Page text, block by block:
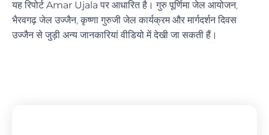
यह रिपोर्टAmar Ujala पर आधारित है।गुरु पूर्णिमा जेल आयोजन,
भैरवगढ़ जेल उज्जैन,कृष्णा गुरुजी जेल कार्यक्रमऔरमार्गदर्शन दिवस
उज्जैनसे जुड़ी अन्य जानकारियां वीडियो में देखी जा सकती हैं।